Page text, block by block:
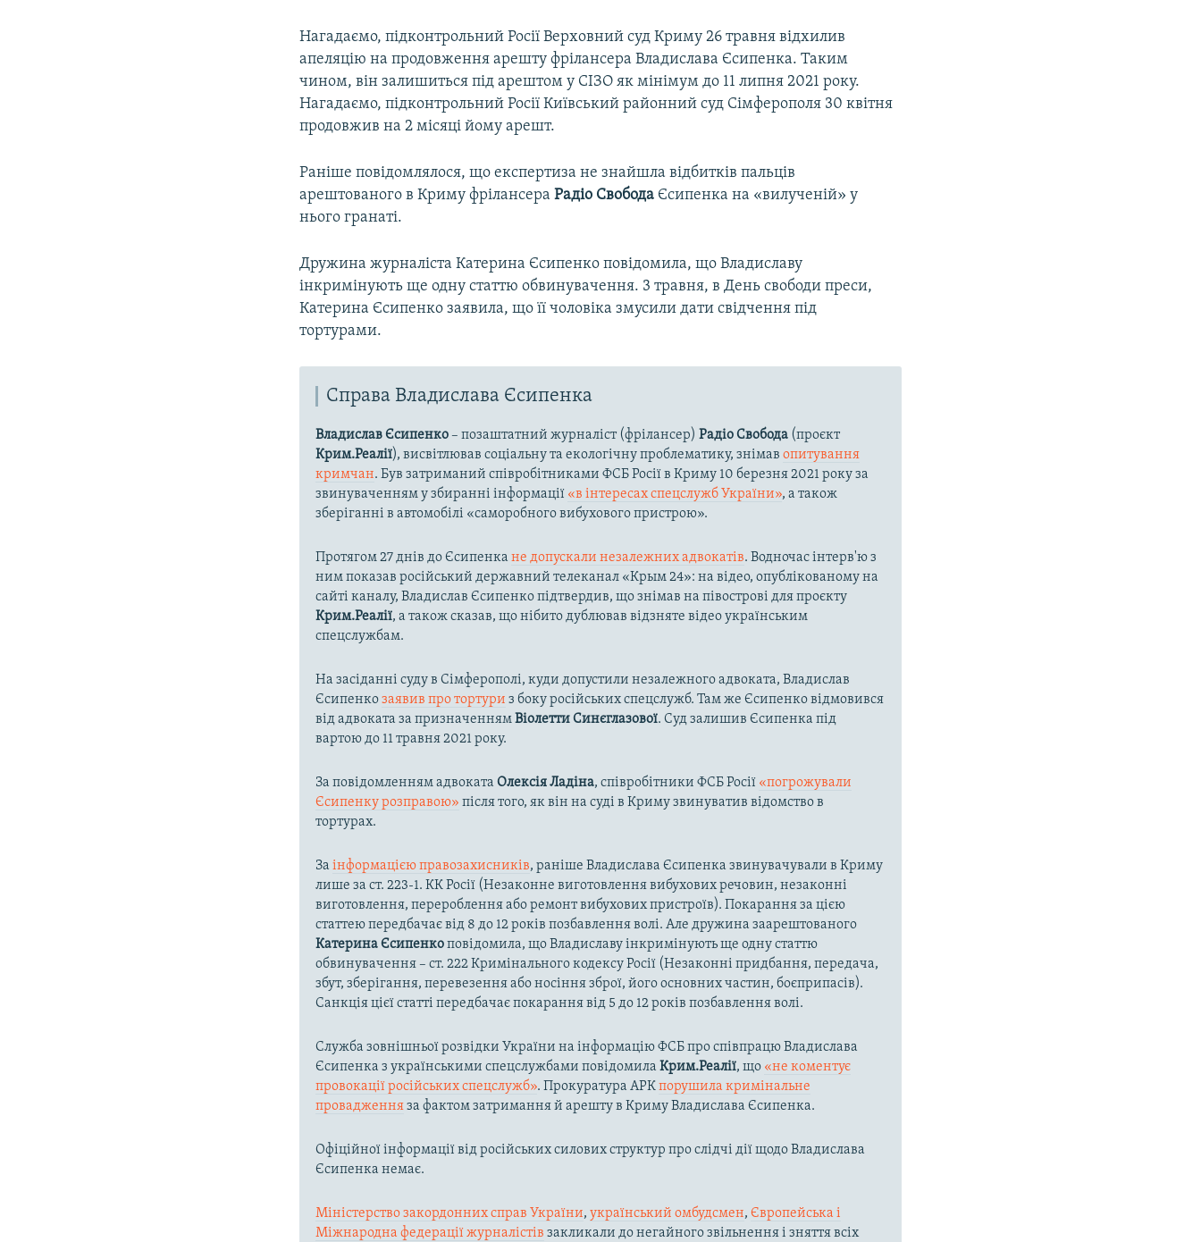
720p 1080p
Нагадаємо, підконтрольний Росії Верховний суд Криму 26 травня відхилив
апеляцію на продовження арешту фрілансера Владислава Єсипенка. Таким
чином, він залишиться під арештом у СІЗО як мінімум до 11 липня 2021 року.
Нагадаємо, підконтрольний Росії Київський районний суд Сімферополя 30 квітня
продовжив на 2 місяці йому арешт.
Раніше повідомлялося, що експертиза не знайшла відбитків пальців
арештованого в Криму фрілансераРадіо Свобода Єсипенка на «вилученій» у
нього гранаті.
Дружина журналіста Катерина Єсипенко повідомила, що Владиславу
інкримінують ще одну статтю обвинувачення. 3 травня, в День свободи преси,
Катерина Єсипенко заявила, що її чоловіка змусили дати свідчення під
тортурами.
Справа Владислава Єсипенка
Владислав Єсипенко– позаштатний журналіст (фрілансер)Радіо Свобода (проєкт
Крим.Реалії), висвітлював соціальну та екологічну проблематику, знімавопитування
кримчан. Був затриманий співробітниками ФСБ Росії в Криму 10 березня 2021 року за
звинуваченням у збиранні інформації «в інтересах спецслужб України», а також
зберіганні в автомобілі «саморобного вибухового пристрою».
Протягом 27 днів до Єсипенкане допускали незалежних адвокатів. Водночас інтерв'ю з
ним показав російський державний телеканал «Крым 24»: на відео, опублікованому на
сайті каналу, Владислав Єсипенко підтвердив, що знімав на півострові для проєкту
Крим.Реалії, а також сказав, що нібито дублював відзняте відео українським
спецслужбам.
На засіданні суду в Сімферополі, куди допустили незалежного адвоката, Владислав
Єсипенкозаявив про тортури з боку російських спецслужб. Там же Єсипенко відмовився
від адвоката за призначеннямВіолетти Синєглазової. Суд залишив Єсипенка під
вартою до 11 травня 2021 року.
За повідомленням адвокатаОлексія Ладіна, співробітники ФСБ Росії «погрожували
Єсипенку розправою» після того, як він на суді в Криму звинуватив відомство в
тортурах.
Заінформацією правозахисників, раніше Владислава Єсипенка звинувачували в Криму
лише за ст. 223-1. КК Росії (Незаконне виготовлення вибухових речовин, незаконні
виготовлення, перероблення або ремонт вибухових пристроїв). Покарання за цією
статтею передбачає від 8 до 12 років позбавлення волі. Але дружина заарештованого
Катерина Єсипенкоповідомила, що Владиславу інкримінують ще одну статтю
обвинувачення – ст. 222 Кримінального кодексу Росії (Незаконні придбання, передача,
збут, зберігання, перевезення або носіння зброї, його основних частин, боєприпасів).
Санкція цієї статті передбачає покарання від 5 до 12 років позбавлення волі.
Служба зовнішньої розвідки України на інформацію ФСБ про співпрацю Владислава
Єсипенка з українськими спецслужбами повідомилаКрим.Реалії, що «не коментує
провокації російських спецслужб». Прокуратура АРКпорушила кримінальне
провадженняза фактом затримання й арешту в Криму Владислава Єсипенка.
Офіційної інформації від російських силових структур про слідчі дії щодо Владислава
Єсипенка немає.
Міністерство закордонних справ України,український омбудсмен,Європейська і
Міжнародна федерації журналістів закликали до негайного звільнення і зняття всіх